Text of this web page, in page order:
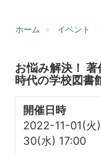
ホーム イベント
お悩み解決！
時代の学校図書
開催日時
2022-11-01(火
30(水) 17:00